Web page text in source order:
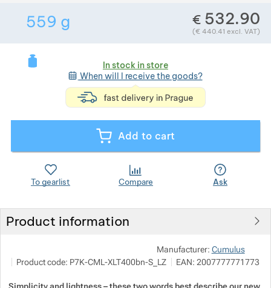
559 g Weight in grams. We check the weight of
€ 532.90
(€ 440.41 excl. VAT)
In stock in store
When will I receive the goods?
Add to cart
To gearlist Compare Ask
Product information
Manufacturer: Cumulus
Product code: P7K-CML-XLT400bn-S_LZ EAN: 2007777771773
Show more
Show more
Show more
Show more
Show more
Show more